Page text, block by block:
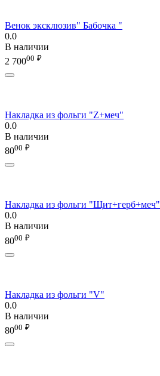
Венок эксклюзив" Бабочка "
0.0
В наличии
2 70000 ₽
Накладка из фольги "Z+меч"
0.0
В наличии
8000 ₽
Накладка из фольги "Щит+герб+меч"
0.0
В наличии
8000 ₽
Накладка из фольги "V"
0.0
В наличии
8000 ₽